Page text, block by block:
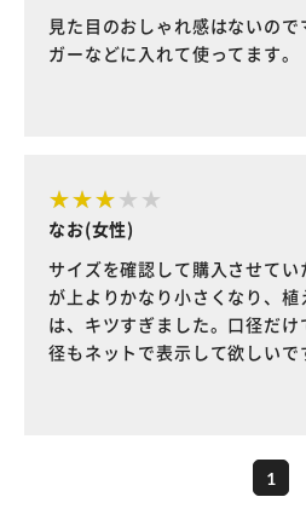
見た目のおしゃれ感はないの
ガーなどに入れて使ってます。
なお(女性)
サイズを確認して購入させて
が上よりかなり小さくなり、植
は、キツすぎました。口径だ
径もネットで表示して欲しいで
1